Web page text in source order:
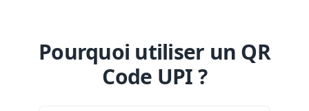
Pourquoi utiliser un QR
Code UPI ?